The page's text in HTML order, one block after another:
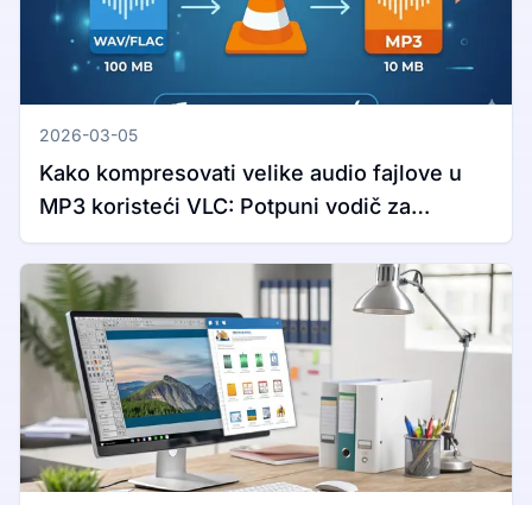
2026-03-05
Kako kompresovati velike audio fajlove u
MP3 koristeći VLC: Potpuni vodič za
Windows i Mac